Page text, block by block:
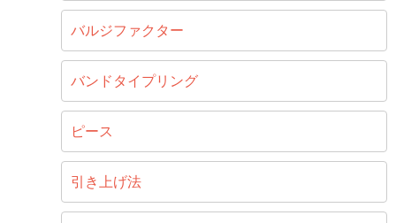
バルジファクター
バンドタイプリング
ピース
引き上げ法